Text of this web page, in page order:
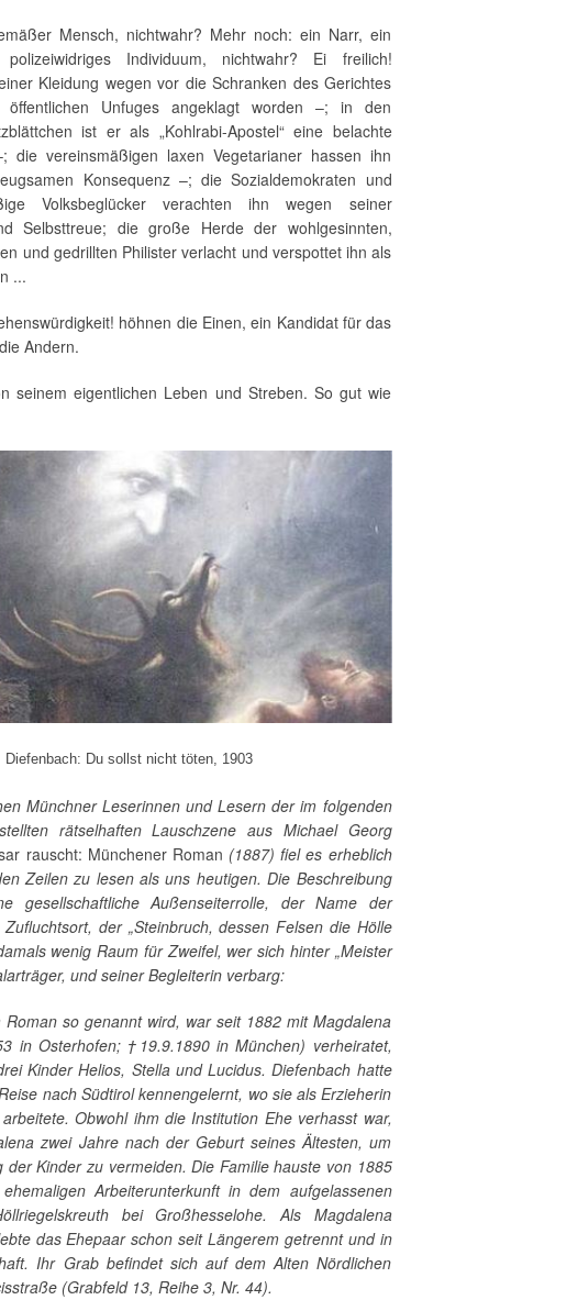
Mensch, nichtwahr? Mehr noch: ein Narr, ein
Individuum, nichtwahr? Ei freilich!
Kleidung wegen vor die Schranken des Gerichtes
Unfuges angeklagt worden –; in den
ist er als „Kohlrabi-Apostel“ eine belachte
vereinsmäßigen laxen Vegetarianer hassen ihn
Konsequenz –; die Sozialdemokraten und
Volksbeglücker verachten ihn wegen seiner
Selbsttreue; die große Herde der wohlgesinnten,
und gedrillten Philister verlacht und verspottet ihn als
...
höhnen die Einen, ein Kandidat für das
Andern.
seinem eigentlichen Leben und Streben. So gut wie
Diefenbach: Du sollst nicht töten, 1903
Münchner Leserinnen und Lesern der im folgenden
rätselhaften Lauschzene aus Michael Georg
rauscht: Münchener Roman (1887) fiel es erheblich
Zeilen zu lesen als uns heutigen. Die Beschreibung
gesellschaftliche Außenseiterrolle, der Name der
der „Steinbruch, dessen Felsen die Hölle
wenig Raum für Zweifel, wer sich hinter „Meister
und seiner Begleiterin verbarg:
so genannt wird, war seit 1882 mit Magdalena
in Osterhofen; †19.9.1890 in München) verheiratet,
Kinder Helios, Stella und Lucidus. Diefenbach hatte
nach Südtirol kennengelernt, wo sie als Erzieherin
Obwohl ihm die Institution Ehe verhasst war,
zwei Jahre nach der Geburt seines Ältesten, um
der Kinder zu vermeiden. Die Familie hauste von 1885
Arbeiterunterkunft in dem aufgelassenen
bei Großhesselohe. Als Magdalena
das Ehepaar schon seit Längerem getrennt und in
Ihr Grab befindet sich auf dem Alten Nördlichen
(Grabfeld 13, Reihe 3, Nr. 44).